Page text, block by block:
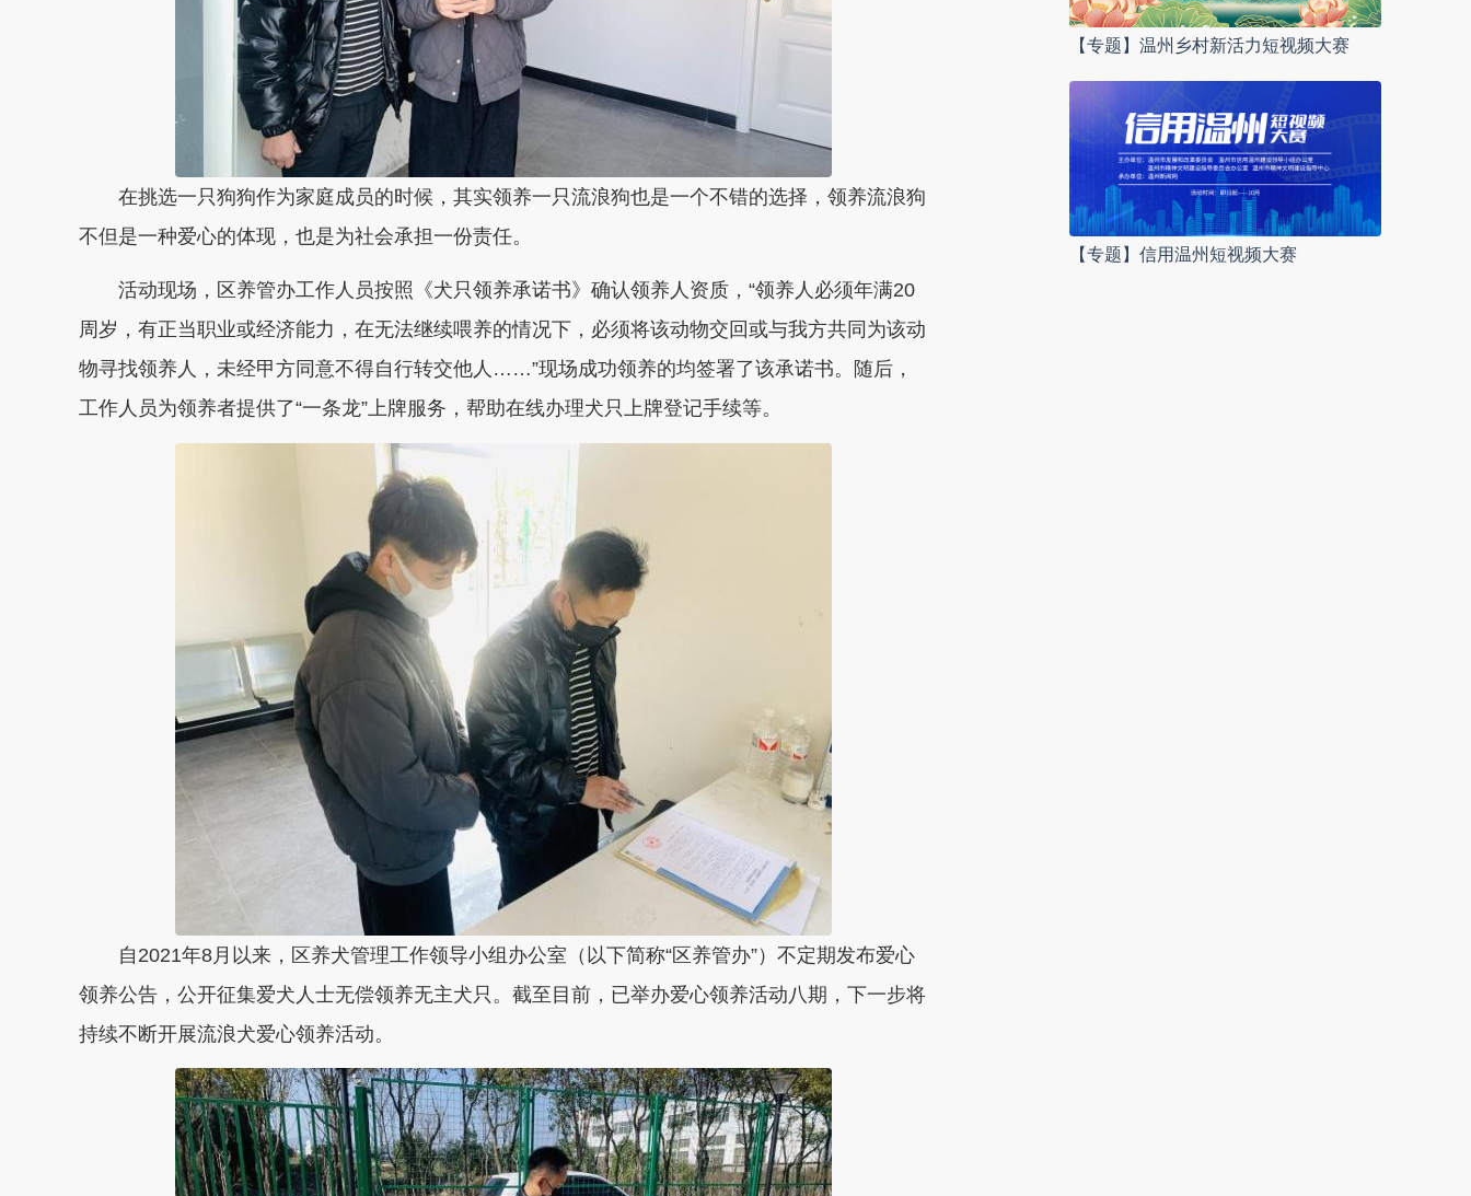
在挑选一只狗狗作为家庭成员的时候，其实领养一只流浪狗也是一个不错的选择，领养流浪狗
不但是一种爱心的体现，也是为社会承担一份责任。
活动现场，区养管办工作人员按照《犬只领养承诺书》确认领养人资质，“领养人必须年满20
周岁，有正当职业或经济能力，在无法继续喂养的情况下，必须将该动物交回或与我方共同为该动
物寻找领养人，未经甲方同意不得自行转交他人……”现场成功领养的均签署了该承诺书。随后，
工作人员为领养者提供了“一条龙”上牌服务，帮助在线办理犬只上牌登记手续等。
自2021年8月以来，区养犬管理工作领导小组办公室（以下简称“区养管办”）不定期发布爱心
领养公告，公开征集爱犬人士无偿领养无主犬只。截至目前，已举办爱心领养活动八期，下一步将
持续不断开展流浪犬爱心领养活动。
【专题】温州乡村新活力短视频大赛
【专题】信用温州短视频大赛